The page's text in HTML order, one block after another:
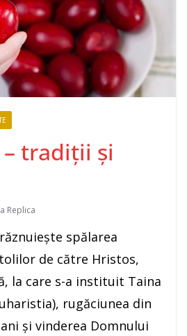
– tradiţii şi
Replica
spălarea
de către Hristos,
la care s-a instituit Taina
rugăciunea din
şi vinderea Domnului